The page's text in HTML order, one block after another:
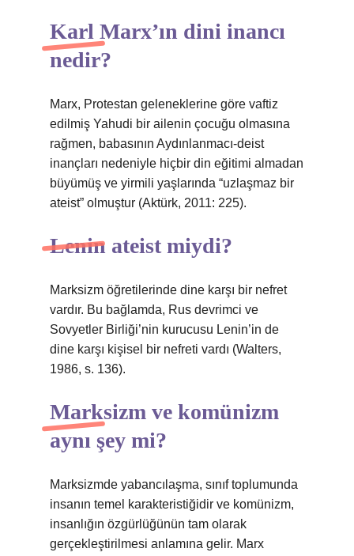
Karl Marx’ın dini inancı
nedir?
Marx, Protestan geleneklerine göre vaftiz
edilmiş Yahudi bir ailenin çocuğu olmasına
rağmen, babasının Aydınlanmacı-deist
inançları nedeniyle hiçbir din eğitimi almadan
büyümüş ve yirmili yaşlarında “uzlaşmaz bir
ateist” olmuştur (Aktürk, 2011: 225).
Lenin ateist miydi?
Marksizm öğretilerinde dine karşı bir nefret
vardır. Bu bağlamda, Rus devrimci ve
Sovyetler Birliği’nin kurucusu Lenin’in de
dine karşı kişisel bir nefreti vardı (Walters,
1986, s. 136).
Marksizm ve komünizm
aynı şey mi?
Marksizmde yabancılaşma, sınıf toplumunda
insanın temel karakteristiğidir ve komünizm,
insanlığın özgürlüğünün tam olarak
gerçekleştirilmesi anlamına gelir. Marx